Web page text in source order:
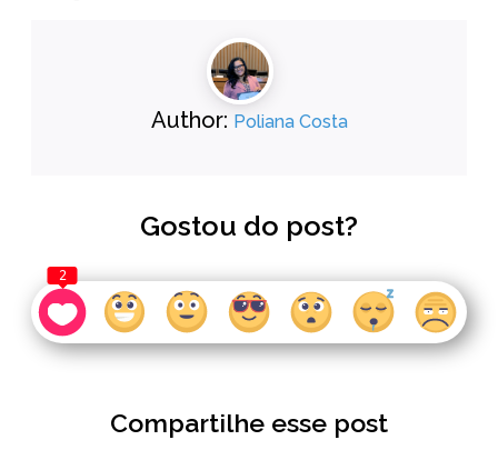
Author: Poliana Costa
Gostou do post?
2
Compartilhe esse post